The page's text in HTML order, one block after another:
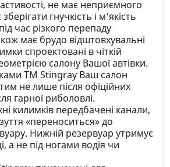
не має неприємного
гнучкість і м'якість
час різкого перепаду
має брудо відштовхувальні
спроектовані в чіткій
салону Вашої автівки.
TM Stingray Ваш салон
не лише після офіційних
гарної риболовлі.
килимків передбачені канали,
«переноситься» до
Нижній резервуар утримує
а не під ногами водія чи